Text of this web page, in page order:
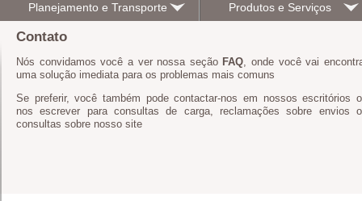
Planejamento e Transporte Produtos e Serviços
Contato
Nós convidamos você a ver nossa seção FAQ, onde você vai
uma solução imediata para os problemas mais comuns
Se preferir, você também pode contactar-nos em nossos escritórios
nos escrever para consultas de carga, reclamações sobre envios
consultas sobre nosso site